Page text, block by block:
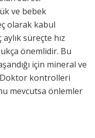
ve bebek
olarak kabul
süreçte hız
önemlidir. Bu
için mineral ve
Doktor kontrolleri
mevcutsa önlemler